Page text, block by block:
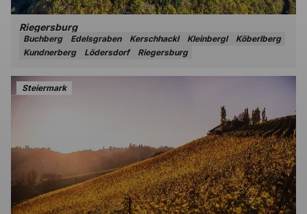
Riegersburg
Buchberg Edelsgraben Kerschhackl Kleinbergl
Köberlberg
Kundnerberg
Lödersdorf Riegersburg
Steiermark